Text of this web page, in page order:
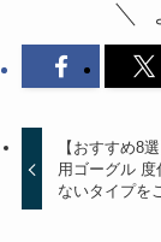
【おすすめ8
用ゴーグル 度
ないタイプを